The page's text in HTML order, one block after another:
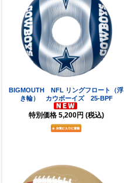
BIGMOUTH NFL リングフロート（浮
き輪） カウボーイズ 25-BPF
特別価格 5,200円 (税込)